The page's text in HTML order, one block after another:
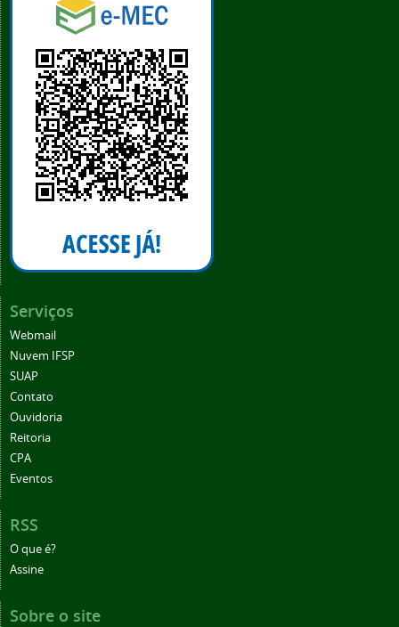
Serviços
Webmail
Nuvem IFSP
SUAP
Contato
Ouvidoria
Reitoria
CPA
Eventos
RSS
O que é?
Assine
Sobre o site